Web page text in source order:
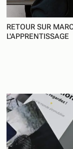
RETOUR SUR
L'APPRENTISSAGE